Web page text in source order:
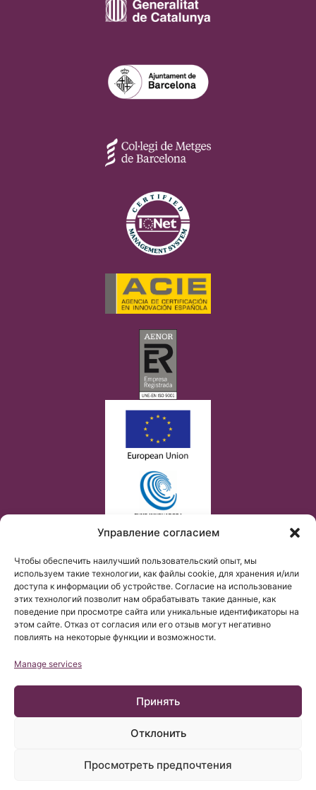
Управление согласием
Чтобы обеспечить наилучший пользовательский опыт, мы
используем такие технологии, как файлы cookie, для хранения и/или
доступа к информации об устройстве. Согласие на использование
этих технологий позволит нам обрабатывать такие данные, как
поведение при просмотре сайта или уникальные идентификаторы на
этом сайте. Отказ от согласия или его отзыв могут негативно
повлиять на некоторые функции и возможности.
Manage services
Принять
Отклонить
Просмотреть предпочтения
Барселонский Институт Киари & Сирингомиелии & Сколиоза
(БИКСС) соответствует требованиям регламента UE